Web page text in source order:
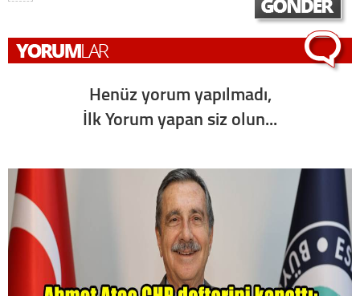
Henüz yorum yapılmadı,
İlk Yorum yapan siz olun...